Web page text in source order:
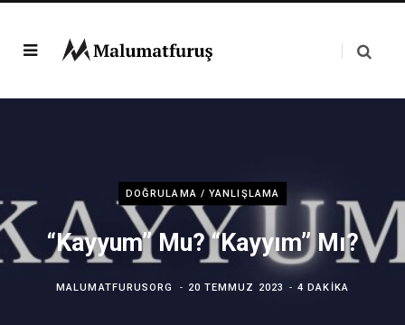
DOĞRULAMA / YANLIŞLAMA
“Kayyum” Mu? “Kayyım” Mı?
MALUMATFURUSORG 20 TEMMUZ 2023 4 DAKIKA